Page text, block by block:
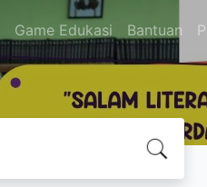
Game Edukasi Bantuan